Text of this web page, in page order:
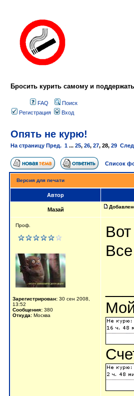
Бросить курить самому и
FAQ
Поиск
Регистрация
Вход
Опять не курю!
На страницу Пред. 1 ... 25, 26, 27, 28, 29
Список
Версия для печати
Автор
Мазай
Проф.
Зарегистрирован: 30 сен 2008,
13:52
Сообщения: 380
Откуда: Москва